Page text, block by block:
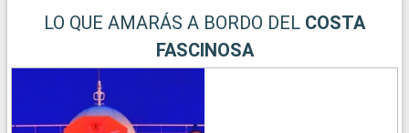
LO QUE AMARÁS A BORDO DEL COSTA
FASCINOSA